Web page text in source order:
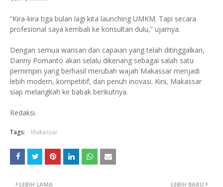
“Kira-kira tiga bulan lagi kita launching UMKM. Tapi secara
profesional saya kembali ke konsultan dulu,” ujarnya.
Dengan semua warisan dan capaian yang telah ditinggalkan,
Danny Pomanto akan selalu dikenang sebagai salah satu
pemimpin yang berhasil merubah wajah Makassar menjadi
lebih modern, kompetitif, dan penuh inovasi. Kini, Makassar
siap melangkah ke babak berikutnya.
Redaksi.
Tags: Makassar
LEBIH BARU
LEBIH LAMA